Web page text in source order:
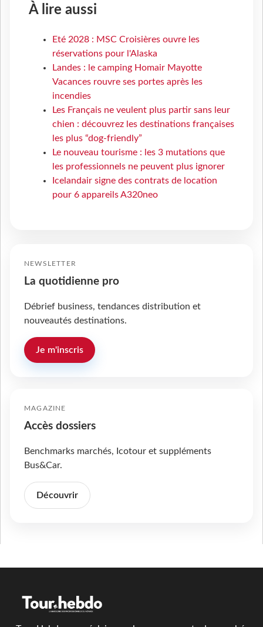
À lire aussi
Eté 2028 : MSC Croisières ouvre les
réservations pour l'Alaska
Landes : le camping Homair Mayotte
Vacances rouvre ses portes après les
incendies
Les Français ne veulent plus partir sans leur
chien : découvrez les destinations françaises
les plus “dog-friendly”
Le nouveau tourisme : les 3 mutations que
les professionnels ne peuvent plus ignorer
Icelandair signe des contrats de location
pour 6 appareils A320neo
NEWSLETTER
La quotidienne pro
Débrief business, tendances distribution et
nouveautés destinations.
Je m'inscris
MAGAZINE
Accès dossiers
Benchmarks marchés, Icotour et suppléments
Bus&Car.
Découvrir